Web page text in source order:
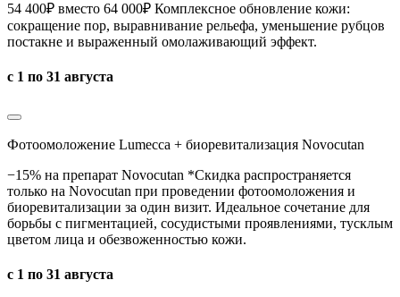
54 400₽ вместо 64 000₽ Комплексное обновление кожи:
сокращение пор, выравнивание рельефа, уменьшение рубцов
постакне и выраженный омолаживающий эффект.
с 1 по 31 августа
Фотоомоложение Lumecca + биоревитализация Novocutan
−15% на препарат Novocutan *Скидка распространяется
только на Novocutan при проведении фотоомоложения и
биоревитализации за один визит. Идеальное сочетание для
борьбы с пигментацией, сосудистыми проявлениями, тусклым
цветом лица и обезвоженностью кожи.
с 1 по 31 августа